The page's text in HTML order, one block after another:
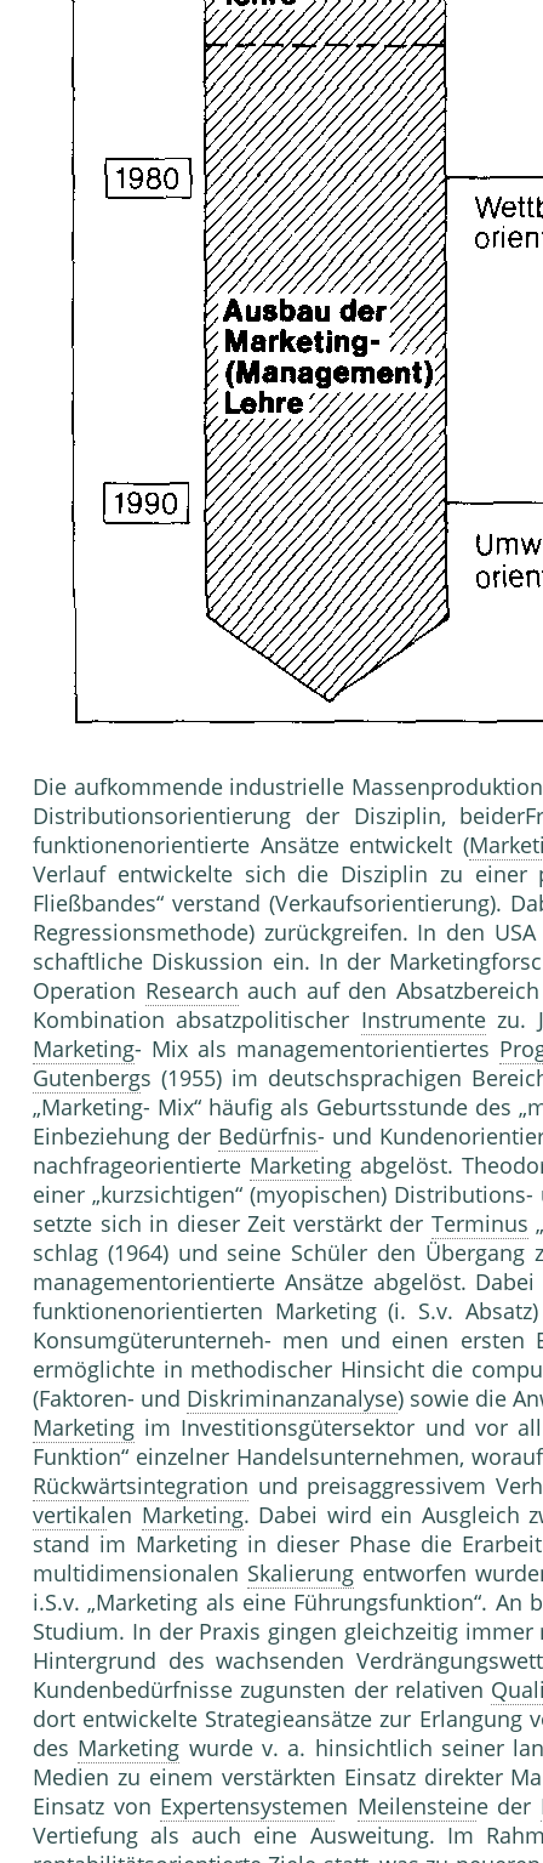
Die aufkommende industrielle
Distributionsorientierung der Disziplin,
funktionenorientierte Ansätze entwickelt (
Verlauf entwickelte sich die Disziplin zu
Fließbandes“ verstand (Ver­kaufsorientierung).
Regressionsme­thode) zurückgreifen. In den
schaftliche Diskussion ein. In der
Operation Research auch auf den
Kombination ab­satzpolitischer Instrumentezu.
Marketing- Mix als managementorientiertes
Gutenbergs (1955) im deutschsprachigen
„Marketing- Mix“ häufig als Geburtsstunde des
Einbe­ziehung der Bedürfnis- und
nachfrageorientierte Marketing abgelöst.
einer „kurzsichtigen“ (myopischen)
setzte sich in dieser Zeit verstärkt der Terminus
schlag (1964) und seine Schüler den
managementorientierte Ansätze abge­löst.
funktionenorientierten Mar­keting (i. S.v.
Konsumgüterunterneh- men und einen
ermöglichte in methodischer Hinsicht die
(Fak­toren- und Diskriminanzanalyse) sowie die
Marketing im Investitionsgütersektor und vor
Funktion“ einzelner Handelsunternehmen,
Rückwärtsintegration und preisaggressi­vem
vertikalen Marketing. Dabei wird ein Ausgleich
stand im Marke­ting in dieser Phase die
multidimen­sionalen Skalierung entworfen
i.S.v. „Marketing als eine Führungsfunktion“. An
Studium. In der Praxis gingen gleichzeitig
Hin­tergrund des wachsenden
Kundenbedürfnisse zugunsten der relati­ven
dort entwickelte Strategieansätze zur Erlangung
des Marketing wurde v. a. hinsichtlich seiner
Medien zu einem verstärkten Einsatz direkter
Einsatz von Expertensystemen Meilensteine der
Vertiefung als auch eine Ausweitung. Im